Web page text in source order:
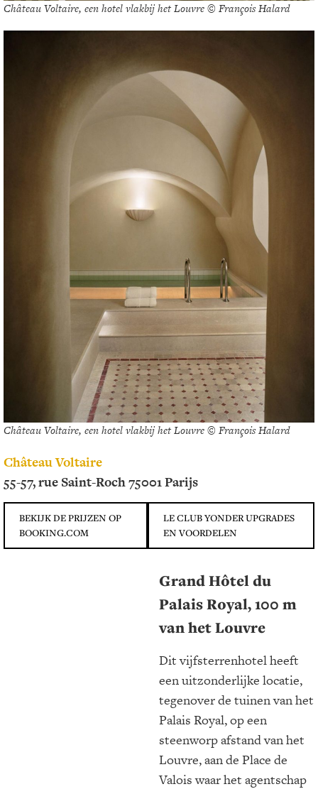
Château Voltaire, een hotel vlakbij het Louvre © François Halard
Château Voltaire, een hotel vlakbij het Louvre © François Halard
Château Voltaire
55-57, rue Saint-Roch 75001 Parijs
BEKIJK DE PRIJZEN OP
BOOKING.COM
LE CLUB YONDER UPGRADES
EN VOORDELEN
Grand Hôtel du
Palais Royal, 100 m
van het Louvre
Dit vijfsterrenhotel heeft
een uitzonderlijke locatie,
tegenover de tuinen van het
Palais Royal, op een
steenworp afstand van het
Louvre, aan de Place de
Valois waar het agentschap